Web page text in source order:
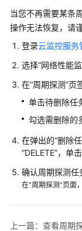
广
域
网
量
监
简
介
开
通
广
域
量
当您不再需要某条
操作无法恢复，请
登录云监控服务
选择“网络性能
在“周期探测”页
单击待删除任
勾选需删除的
在弹出的“删除
“DELETE”，单击
确认周期探测任
在“周期探测”页面
上一篇：查看周期